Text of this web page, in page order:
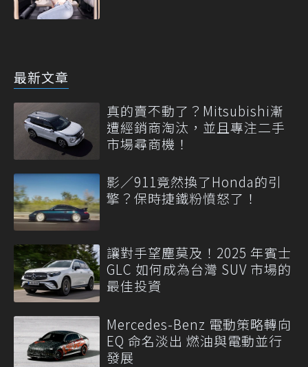
最新文章
真的賣不動了？Mitsubishi漸
遭經銷商淘汰，並且專注二手
市場尋商機！
影／911竟然換了Honda的引
擎？保時捷鐵粉憤怒了！
讓對手望塵莫及！2025 年賓士
GLC 如何成為台灣 SUV 市場的
最佳投資
Mercedes-Benz 電動策略轉向
EQ 命名淡出 燃油與電動並行
發展